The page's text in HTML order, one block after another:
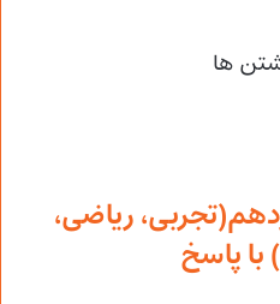
ها
ریاضی،
با پاسخ